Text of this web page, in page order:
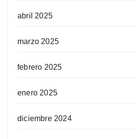
abril 2025
marzo 2025
febrero 2025
enero 2025
diciembre 2024